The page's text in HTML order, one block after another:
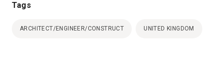
Tags
ARCHITECT/ENGINEER/CONSTRUCT UNITED KINGDOM